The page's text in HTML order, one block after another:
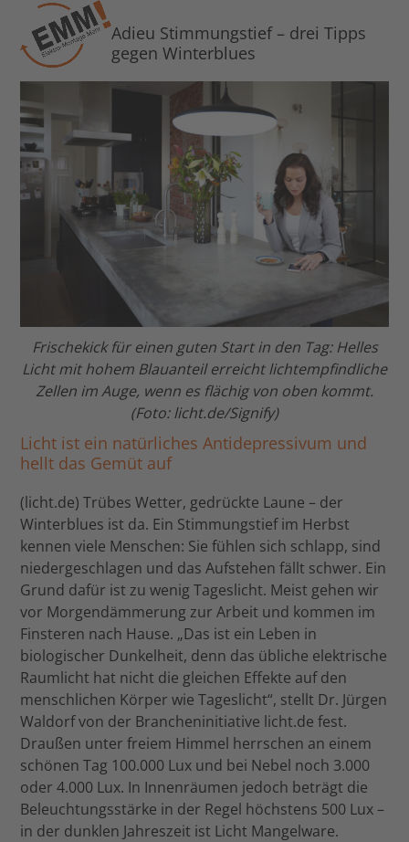
content
Open
mobile
menu
Close
mobile
menu
Adieu Stimmungstief – drei Tipps
gegen Winterblues
Frischekick für einen guten Start in den Tag: Helles
Licht mit hohem Blauanteil erreicht lichtempfindliche
Zellen im Auge, wenn es flächig von oben kommt.
(Foto: licht.de/Signify)
Licht ist ein natürliches Antidepressivum und
hellt das Gemüt auf
(licht.de) Trübes Wetter, gedrückte Laune – der
Winterblues ist da. Ein Stimmungstief im Herbst
kennen viele Menschen: Sie fühlen sich schlapp, sind
niedergeschlagen und das Aufstehen fällt schwer. Ein
Grund dafür ist zu wenig Tageslicht. Meist gehen wir
vor Morgendämmerung zur Arbeit und kommen im
Finsteren nach Hause. „Das ist ein Leben in
biologischer Dunkelheit, denn das übliche elektrische
Raumlicht hat nicht die gleichen Effekte auf den
menschlichen Körper wie Tageslicht“, stellt Dr. Jürgen
Waldorf von der Brancheninitiative licht.de fest.
Draußen unter freiem Himmel herrschen an einem
schönen Tag 100.000 Lux und bei Nebel noch 3.000
oder 4.000 Lux. In Innenräumen jedoch beträgt die
Beleuchtungsstärke in der Regel höchstens 500 Lux –
in der dunklen Jahreszeit ist Licht Mangelware.